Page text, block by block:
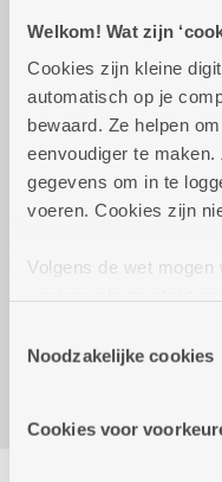
Welkom! Wat zijn
Cookies zijn kleine
automatisch op je
bewaard. Ze helpen
eenvoudiger te
gegevens om in te
voeren. Cookies zijn
Volgens de wet
cookies hebben we
cookies worden
informatie over jouw
Noodzakelijke cookies
Cookies voor
Praktisch
Wekelijks op
december 2026
in clubverband
Prinshoeveweg 21